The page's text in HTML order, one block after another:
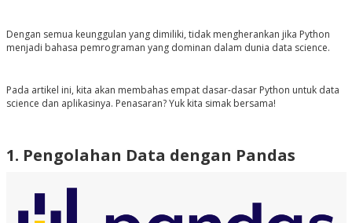
Dengan semua keunggulan yang dimiliki, tidak mengherankan jika Python
menjadi bahasa pemrograman yang dominan dalam dunia data science.
Pada artikel ini, kita akan membahas empat dasar-dasar Python untuk data
science dan aplikasinya. Penasaran? Yuk kita simak bersama!
1. Pengolahan Data dengan Pandas